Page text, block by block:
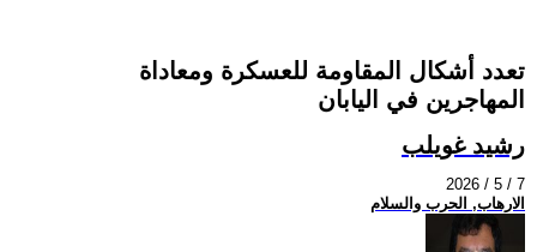
تعدد أشكال المقاومة للعسكرة ومعاداة
المهاجرين في اليابان
رشيد غويلب
2026 / 5 / 7
الارهاب, الحرب والسلام